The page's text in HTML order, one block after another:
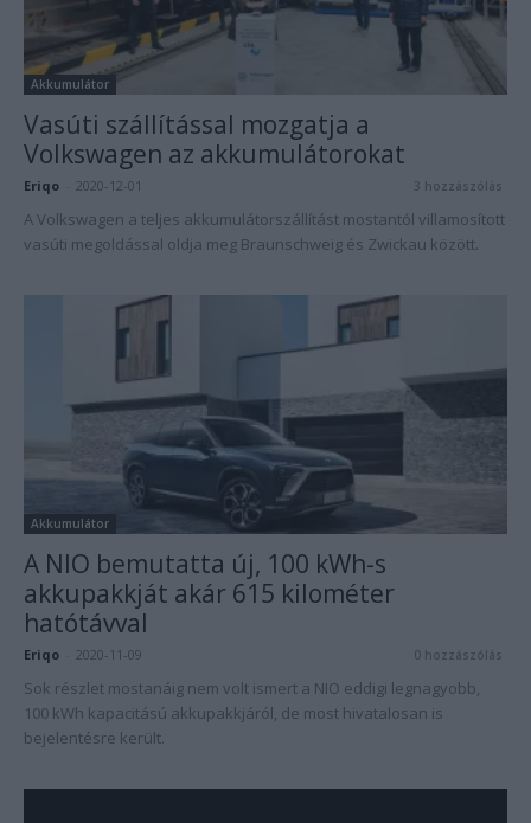
Akkumulátor
Vasúti szállítással mozgatja a
Volkswagen az akkumulátorokat
Eriqo 2020-12-01 3 hozzászólás
A Volkswagen a teljes akkumulátorszállítást mostantól villamosított
vasúti megoldással oldja meg Braunschweig és Zwickau között.
Akkumulátor
A NIO bemutatta új, 100 kWh-s
akkupakkját akár 615 kilométer
hatótávval
Eriqo 2020-11-09 0 hozzászólás
Sok részlet mostanáig nem volt ismert a NIO eddigi legnagyobb,
100 kWh kapacitású akkupakkjáról, de most hivatalosan is
bejelentésre került.